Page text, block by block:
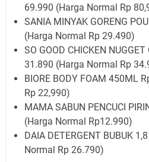
69.990 (Harga Normal Rp
SANIA MINYAK GORENG
(Harga Normal Rp 29.490)
SO GOOD CHICKEN
31.890 (Harga Normal Rp
BIORE BODY FOAM 450ML
Rp 22,990)
MAMA SABUN PENCUCI
(Harga Normal Rp12.990)
DAIA DETERGENT BUBUK
Normal Rp 26.790)